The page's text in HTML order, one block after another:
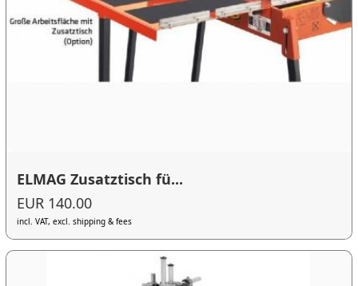
ELMAG Zusatztisch fü...
EUR 140.00
incl. VAT, excl. shipping & fees